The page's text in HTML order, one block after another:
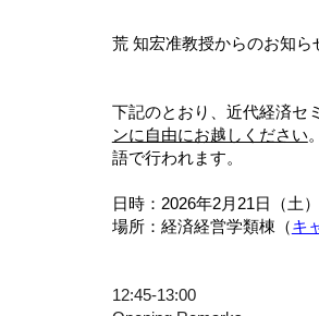
荒 知宏准教授からのお知ら
下記のとおり、近代経済セ
ンに自由にお越しください
語で行われます。
日時：2026年2月21日（土
場所：経済経営学類棟（キ
12:45-13:00